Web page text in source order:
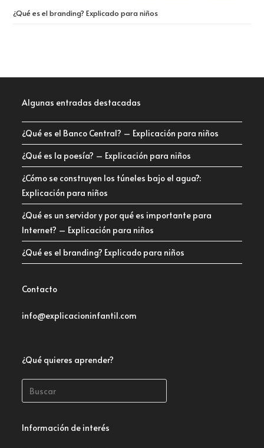
¿Qué es el branding? Explicado para niños
Algunas entradas destacadas
¿Qué es el Banco Central? – Explicación para niños
¿Qué es la poesía? – Explicación para niños
¿Cómo se construyen los túneles bajo el agua?:
Explicación para niños
¿Qué es un servidor y por qué es importante para
Internet? – Explicación para niños
¿Qué es el branding? Explicado para niños
Contacto
info@explicacioninfantil.com
¿Qué quieres aprender?
Información de interés